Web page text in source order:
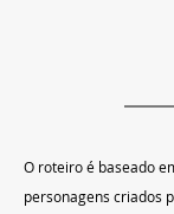
O roteiro é baseado
personagens criados